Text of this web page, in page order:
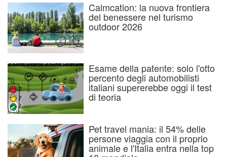
Calmcation: la nuova frontiera
del benessere nel turismo
outdoor 2026
Esame della patente: solo l'otto
percento degli automobilisti
italiani supererebbe oggi il test
di teoria
Pet travel mania: il 54% delle
persone viaggia con il proprio
animale e l'Italia entra nella top